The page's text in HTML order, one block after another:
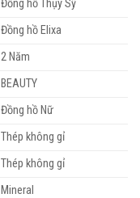
Đồng hồ Thụy Sỹ
Đồng hồ Elixa
2 Năm
BEAUTY
Đồng hồ Nữ
Thép không gỉ
Thép không gỉ
Mineral